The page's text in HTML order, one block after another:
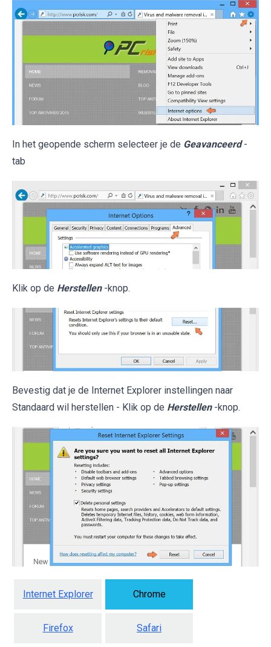
In het geopende scherm selecteer je de Geavanceerd -
tab
Klik op de Herstellen -knop.
Bevestig dat je de Internet Explorer instellingen naar
Standaard wil herstellen - Klik op de Herstellen -knop.
Internet Explorer Chrome
Firefox Safari